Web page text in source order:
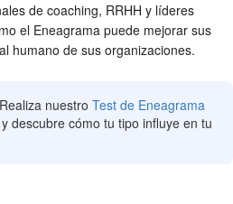
de coaching, RRHH y líderes
el Eneagrama puede mejorar sus
humano de sus organizaciones.
Realiza nuestro Test de Eneagrama
y descubre cómo tu tipo influye en tu